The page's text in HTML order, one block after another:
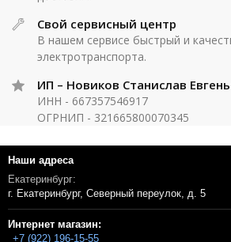
Свой сервисный центр
В нашем сервисе быстрый и
электротранспорта.
ИП – Новиков Станислав
ИНН - 667357546917
ОГРНИП - 321665800070345
Наши адреса
Екатеринбург:
г. Екатеринбург, Северный переулок, д. 5
Интернет магазин:
+7 (922) 196-15-55